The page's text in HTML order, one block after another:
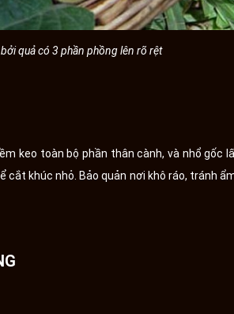
quả có 3 phần phồng lên rõ rệt
keo toàn bộ phần thân cành, và nhổ gốc
khúc nhỏ. Bảo quản nơi khô ráo, tránh